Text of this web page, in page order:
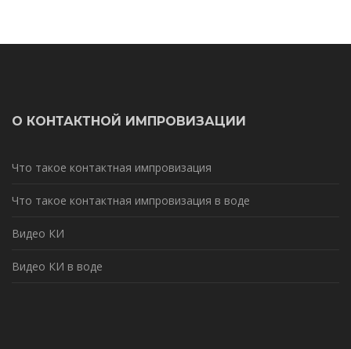
О КОНТАКТНОЙ ИМПРОВИЗАЦИИ
Что такое контактная импровизация
Что такое контактная импровизация в воде
Видео КИ
Видео КИ в воде